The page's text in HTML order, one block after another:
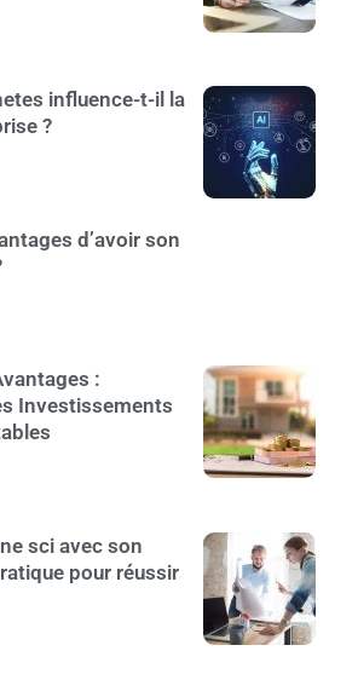
influence-t-il la
?
d’avoir son
:
Investissements
sci avec son
pour réussir